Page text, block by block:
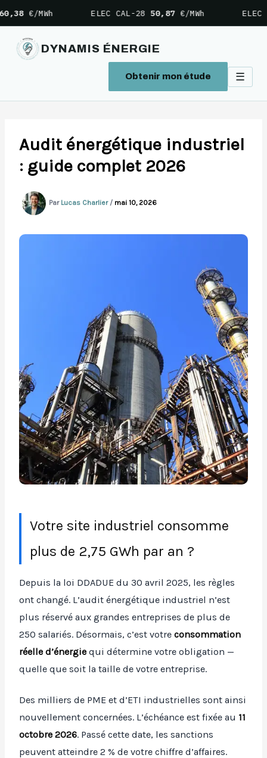
ELEC CAL-28 50,87€/MWh ELEC CAL-29
DYNAMIS ÉNERGIE
Obtenir mon étude ☰
contenuAudit énergétique industriel
: guide complet 2026
Par Lucas Charlier / mai 10, 2026
Votre site industriel consomme
plus de 2,75 GWh par an ?
Depuis la loi DDADUE du 30 avril 2025, les règles
ont changé. L’audit énergétique industriel n’est
plus réservé aux grandes entreprises de plus de
250 salariés. Désormais, c’est votreconsommation
réelle d’énergie qui détermine votre obligation —
quelle que soit la taille de votre entreprise.
Des milliers de PME et d’ETI industrielles sont ainsi
nouvellement concernées. L’échéance est fixée au 11
octobre 2026. Passé cette date, les sanctions
peuvent atteindre 2 % de votre chiffre d’affaires.